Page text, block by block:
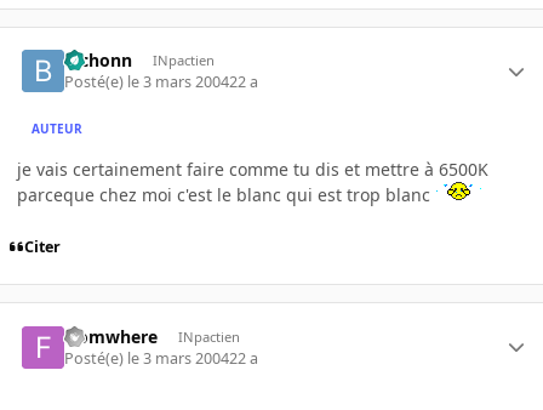
bichonn INpactien
Posté(e) le 3 mars 200422 a
AUTEUR
je vais certainement faire comme tu dis et mettre à 6500K
parceque chez moi c'est le blanc qui est trop blanc
Citer
fromwhere INpactien
Posté(e) le 3 mars 200422 a